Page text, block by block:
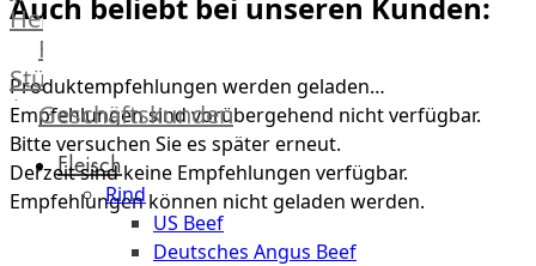
Heinsberg
Feinkost
Stüttgen
|
Düsseldorf
The
Meat
Geschäftskunden
Fleisch
Rind
US Beef
Deutsches Angus Beef
Auch beliebt bei unseren Kunden:
Produktempfehlungen werden geladen…
Empfehlungen sind vorübergehend nicht verfügbar.
Bitte versuchen Sie es später erneut.
Derzeit sind keine Empfehlungen verfügbar.
Empfehlungen können nicht geladen werden.